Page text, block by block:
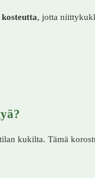
, jotta
kukilta. Tämä